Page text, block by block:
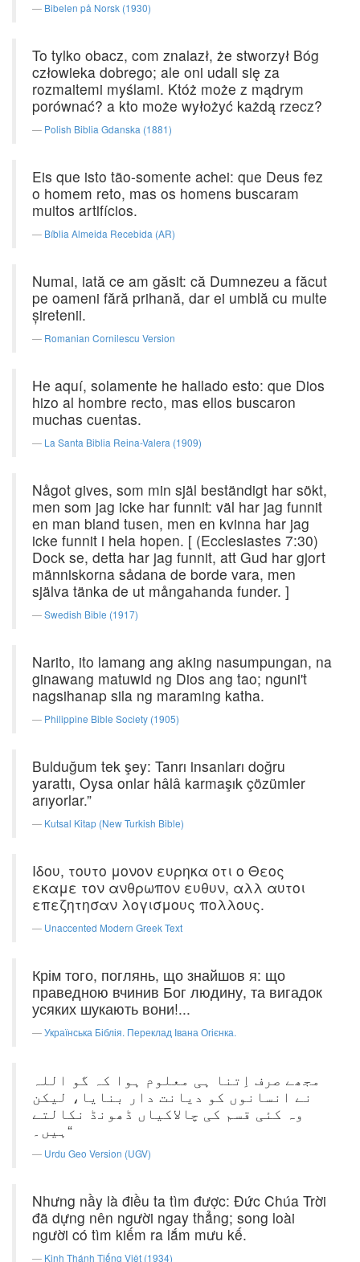
Bibelen på Norsk (1930)
To tylko obacz, com znalazł, że stworzył Bóg
człowieka dobrego; ale oni udali się za
rozmaitemi myślami. Któż może z mądrym
porównać? a kto może wyłożyć każdą rzecz?
Polish Biblia Gdanska (1881)
Eis que isto tão-somente achei: que Deus fez
o homem reto, mas os homens buscaram
muitos artifícios.
Bíblia Almeida Recebida (AR)
Numai, iată ce am găsit: că Dumnezeu a făcut
pe oameni fără prihană, dar ei umblă cu multe
şiretenii.
Romanian Cornilescu Version
He aquí, solamente he hallado esto: que Dios
hizo al hombre recto, mas ellos buscaron
muchas cuentas.
La Santa Biblia Reina-Valera (1909)
Något gives, som min själ beständigt har sökt,
men som jag icke har funnit: väl har jag funnit
en man bland tusen, men en kvinna har jag
icke funnit i hela hopen. [ (Ecclesiastes 7:30)
Dock se, detta har jag funnit, att Gud har gjort
människorna sådana de borde vara, men
själva tänka de ut mångahanda funder. ]
Swedish Bible (1917)
Narito, ito lamang ang aking nasumpungan, na
ginawang matuwid ng Dios ang tao; nguni't
nagsihanap sila ng maraming katha.
Philippine Bible Society (1905)
Bulduğum tek şey: Tanrı insanları doğru
yarattı, Oysa onlar hâlâ karmaşık çözümler
arıyorlar.”
Kutsal Kitap (New Turkish Bible)
Ιδου, τουτο μονον ευρηκα οτι ο Θεος
εκαμε τον ανθρωπον ευθυν, αλλ αυτοι
επεζητησαν λογισμους πολλους.
Unaccented Modern Greek Text
Крім того, поглянь, що знайшов я: що
праведною вчинив Бог людину, та вигадок
усяких шукають вони!...
Українська Біблія. Переклад Івана Огієнка.
مجھے صرف اِتنا ہی معلوم ہوا کہ گو اللہ
نے انسانوں کو دیانت دار بنایا، لیکن
وہ کئی قسم کی چالاکیاں ڈھونڈ نکالتے
ہیں۔“
Urdu Geo Version (UGV)
Nhưng nầy là điều ta tìm được: Ðức Chúa Trời
đã dựng nên người ngay thẳng; song loài
người có tìm kiếm ra lắm mưu kế.
Kinh Thánh Tiếng Việt (1934)